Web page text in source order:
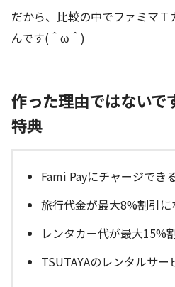
だから、比較の中でファミマ
んです(＾ω＾)
作った理由ではないで
特典
Fami Payにチャージでき
旅行代金が最大8%割引に
レンタカー代が最大15%
TSUTAYAのレンタルサ